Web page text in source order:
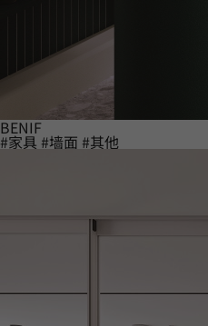
BENIF
#家具 #墙面 #其他